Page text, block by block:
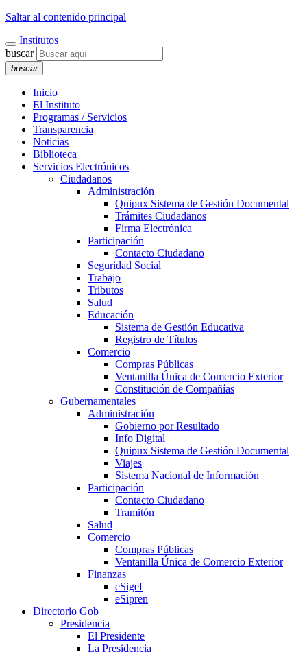
Saltar al contenido principal
Institutos
buscar
buscar
Inicio
El Instituto
Programas / Servicios
Transparencia
Noticias
Biblioteca
Servicios Electrónicos
Ciudadanos
Administración
Quipux Sistema de Gestión Documental
Trámites Ciudadanos
Firma Electrónica
Participación
Contacto Ciudadano
Seguridad Social
Trabajo
Tributos
Salud
Educación
Sistema de Gestión Educativa
Registro de Títulos
Comercio
Compras Públicas
Ventanilla Única de Comercio Exterior
Constitución de Compañías
Gubernamentales
Administración
Gobierno por Resultado
Info Digital
Quipux Sistema de Gestión Documental
Viajes
Sistema Nacional de Información
Participación
Contacto Ciudadano
Tramitón
Salud
Comercio
Compras Públicas
Ventanilla Única de Comercio Exterior
Finanzas
eSigef
eSipren
Directorio Gob
Presidencia
El Presidente
La Presidencia